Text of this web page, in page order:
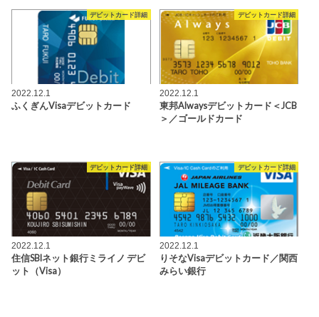
デビットカード詳細
2022.12.1
ふくぎんVisaデビットカード
デビットカード詳細
2022.12.1
東邦Alwaysデビットカード＜JCB
＞／ゴールドカード
デビットカード詳細
2022.12.1
住信SBIネット銀行ミライノ デビ
ット（Visa）
デビットカード詳細
2022.12.1
りそなVisaデビットカード ／関西
みらい銀行